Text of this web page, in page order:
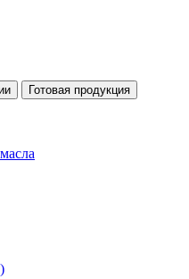
Готовая продукция